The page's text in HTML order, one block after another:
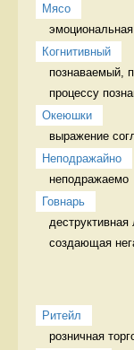
Мясо
Когнитивный
познаваемый,
процессу
Океюшки
выражение
Неподражайно
неподражаемо
Говнарь
создающая
Ритейл
розничная